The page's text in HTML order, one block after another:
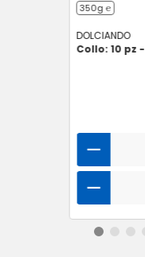
350g ℮
DOLCIANDO
Collo: 10 pz -